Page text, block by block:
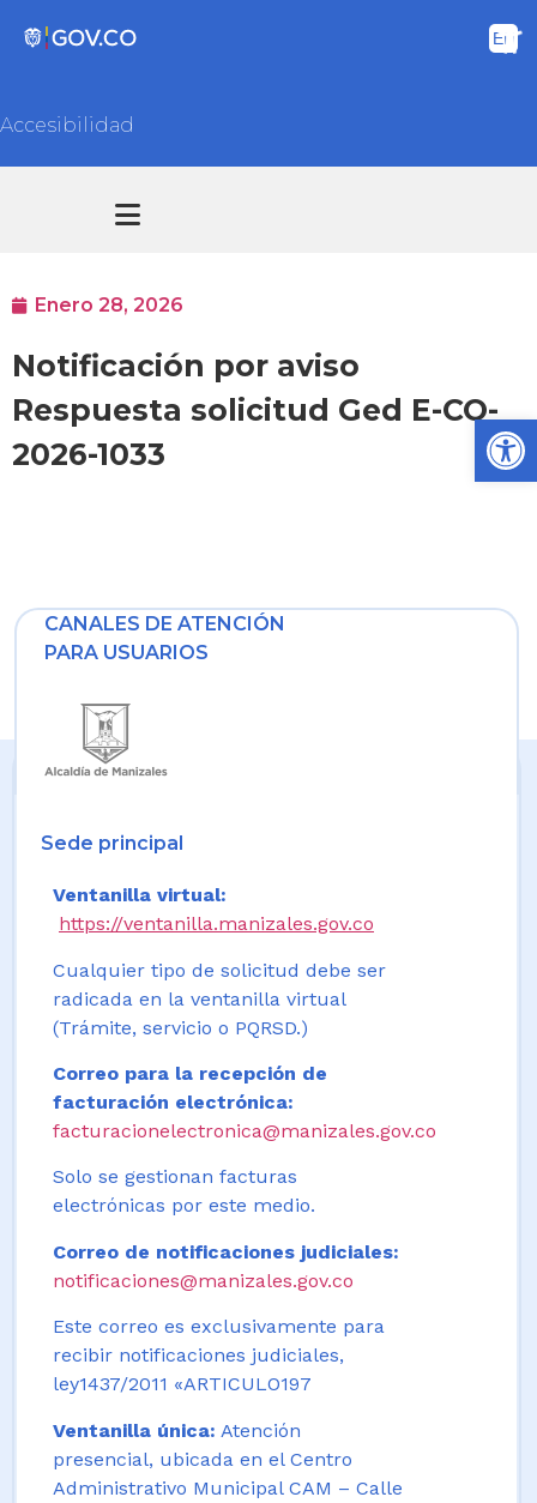
Accesibilidad
Enero 28, 2026
Notificación por aviso
Respuesta solicitud Ged E-CO-
2026-1033
CANALES DE ATENCIÓN
PARA USUARIOS
Sede principal
Ventanilla virtual:
https://ventanilla.manizales.gov.co
Cualquier tipo de solicitud debe ser
radicada en la ventanilla virtual
(Trámite, servicio o PQRSD.)
Correo para la recepción de
facturación electrónica:
facturacionelectronica@manizales.gov.co
Solo se gestionan facturas
electrónicas por este medio.
Correo de notificaciones judiciales:
notificaciones@manizales.gov.co
Este correo es exclusivamente para
recibir notificaciones judiciales,
ley1437/2011 «ARTICULO197
Ventanilla única: Atención
presencial, ubicada en el Centro
Administrativo Municipal CAM – Calle